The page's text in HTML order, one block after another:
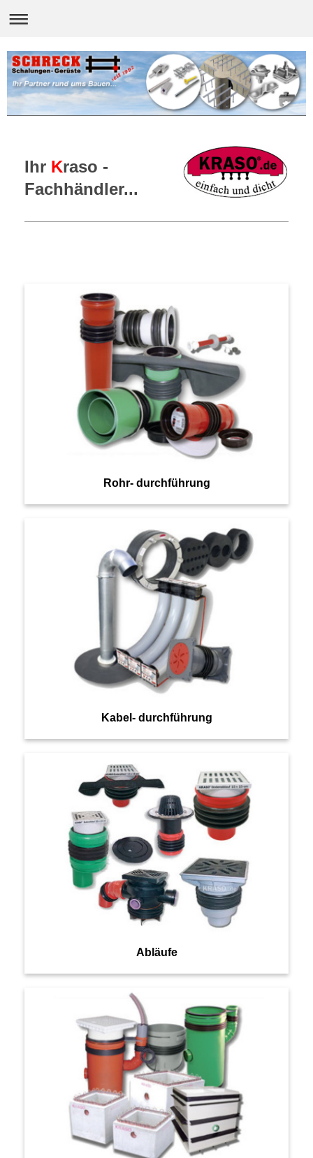
Ihr Kraso -
Fachhändler...
Rohr- durchführung
Kabel- durchführung
Abläufe